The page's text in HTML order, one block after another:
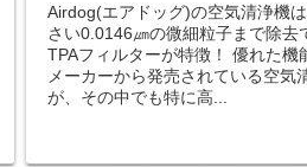
Airdog(エアドッグ)の空気清浄機
さい0.0146㎛の微細粒子まで除去
TPAフィルターが特徴！ 優れた機
メーカーから発売されている空気
が、その中でも特に高...